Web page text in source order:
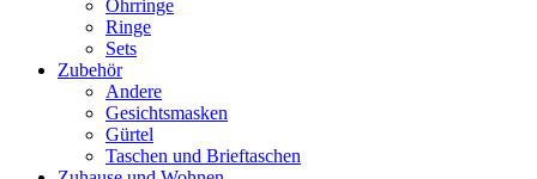
Ohrringe
Ringe
Sets
Zubehör
Andere
Gesichtsmasken
Gürtel
Taschen und Brieftaschen